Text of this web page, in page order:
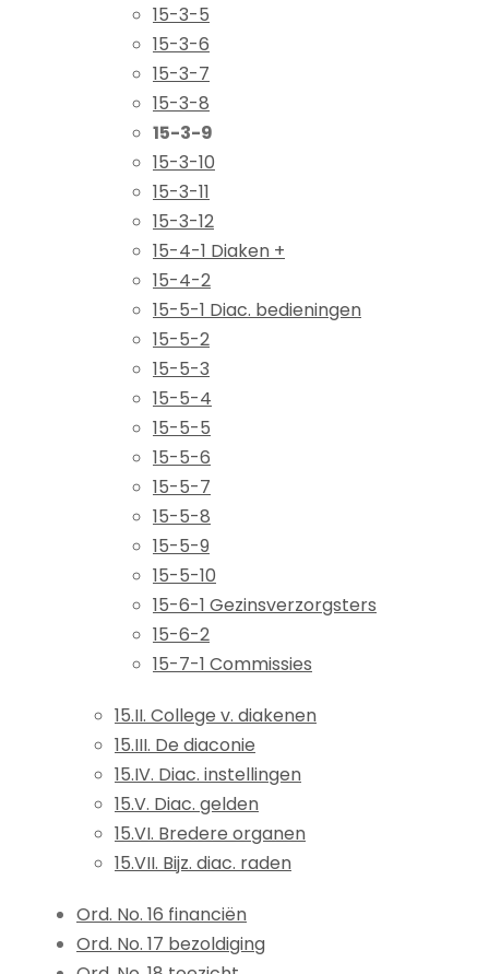
15-3-5
15-3-6
15-3-7
15-3-8
15-3-9
15-3-10
15-3-11
15-3-12
15-4-1 Diaken +
15-4-2
15-5-1 Diac. bedieningen
15-5-2
15-5-3
15-5-4
15-5-5
15-5-6
15-5-7
15-5-8
15-5-9
15-5-10
15-6-1 Gezinsverzorgsters
15-6-2
15-7-1 Commissies
15.II. College v. diakenen
15.III. De diaconie
15.IV. Diac. instellingen
15.V. Diac. gelden
15.VI. Bredere organen
15.VII. Bijz. diac. raden
Ord. No. 16 financiën
Ord. No. 17 bezoldiging